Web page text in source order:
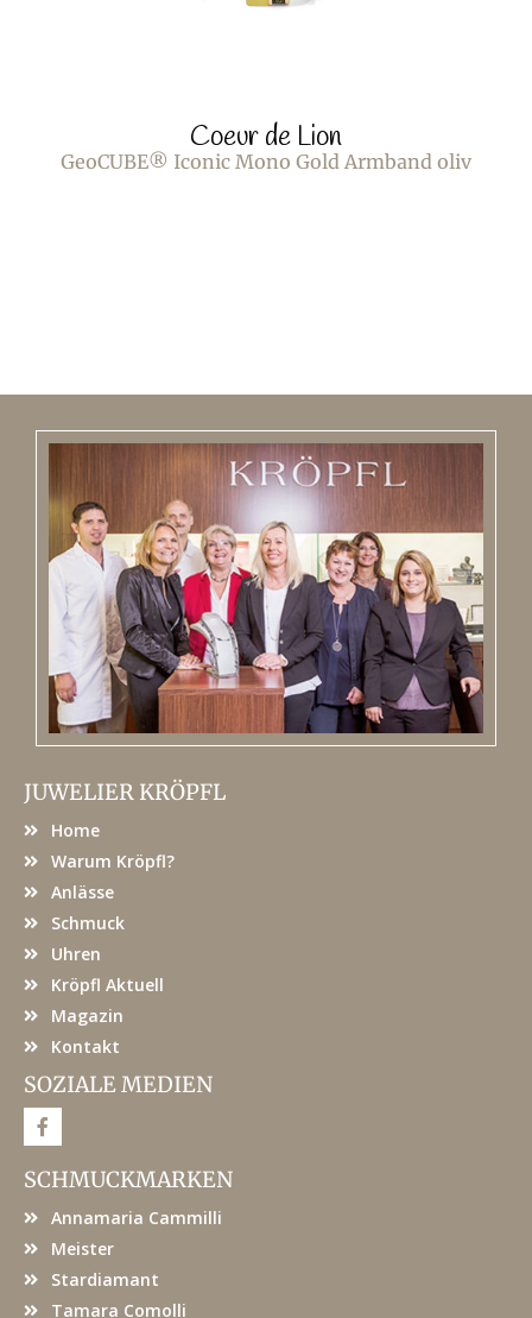
Coeur de Lion
GeoCUBE® Iconic Mono Gold Armband oliv
JUWELIER KRÖPFL
Home
Warum Kröpfl?
Anlässe
Schmuck
Uhren
Kröpfl Aktuell
Magazin
Kontakt
SOZIALE MEDIEN
F
a
e
b
o
SCHMUCKMARKEN
Annamaria Cammilli
Meister
Stardiamant
Tamara Comolli